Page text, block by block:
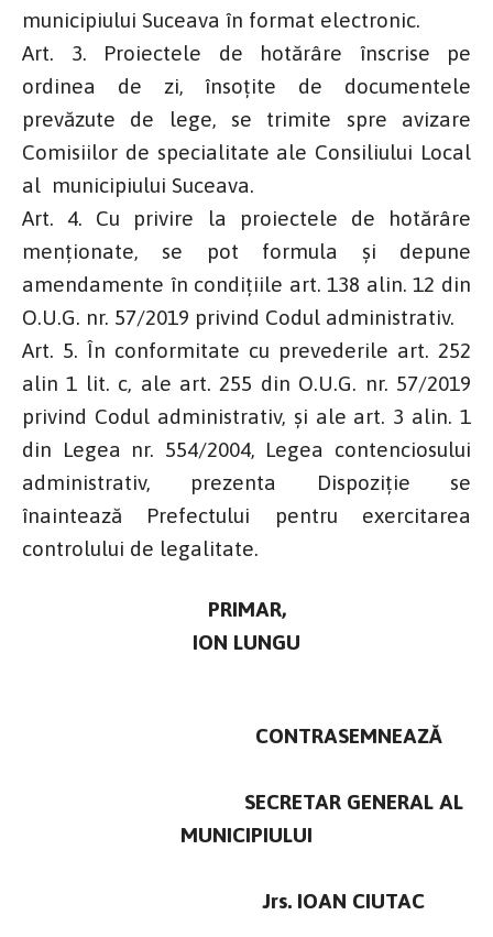
municipiului Suceava în format electronic.
Art. 3. Proiectele de hotărâre înscrise pe
ordinea de zi, însoţite de documentele
prevăzute de lege, se trimite spre avizare
Comisiilor de specialitate ale Consiliului Local
al municipiului Suceava.
Art. 4. Cu privire la proiectele de hotărâre
menţionate, se pot formula şi depune
amendamente în condiţiile art. 138 alin. 12 din
O.U.G. nr. 57/2019 privind Codul administrativ.
Art. 5. În conformitate cu prevederile art. 252
alin 1 lit. c, ale art. 255 din O.U.G. nr. 57/2019
privind Codul administrativ, și ale art. 3 alin. 1
din Legea nr. 554/2004, Legea contenciosului
administrativ, prezenta Dispoziție se
înaintează Prefectului pentru exercitarea
controlului de legalitate.
PRIMAR,
ION LUNGU
CONTRASEMNEAZĂ
SECRETAR GENERAL AL
MUNICIPIULUI
Jrs. IOAN CIUTAC